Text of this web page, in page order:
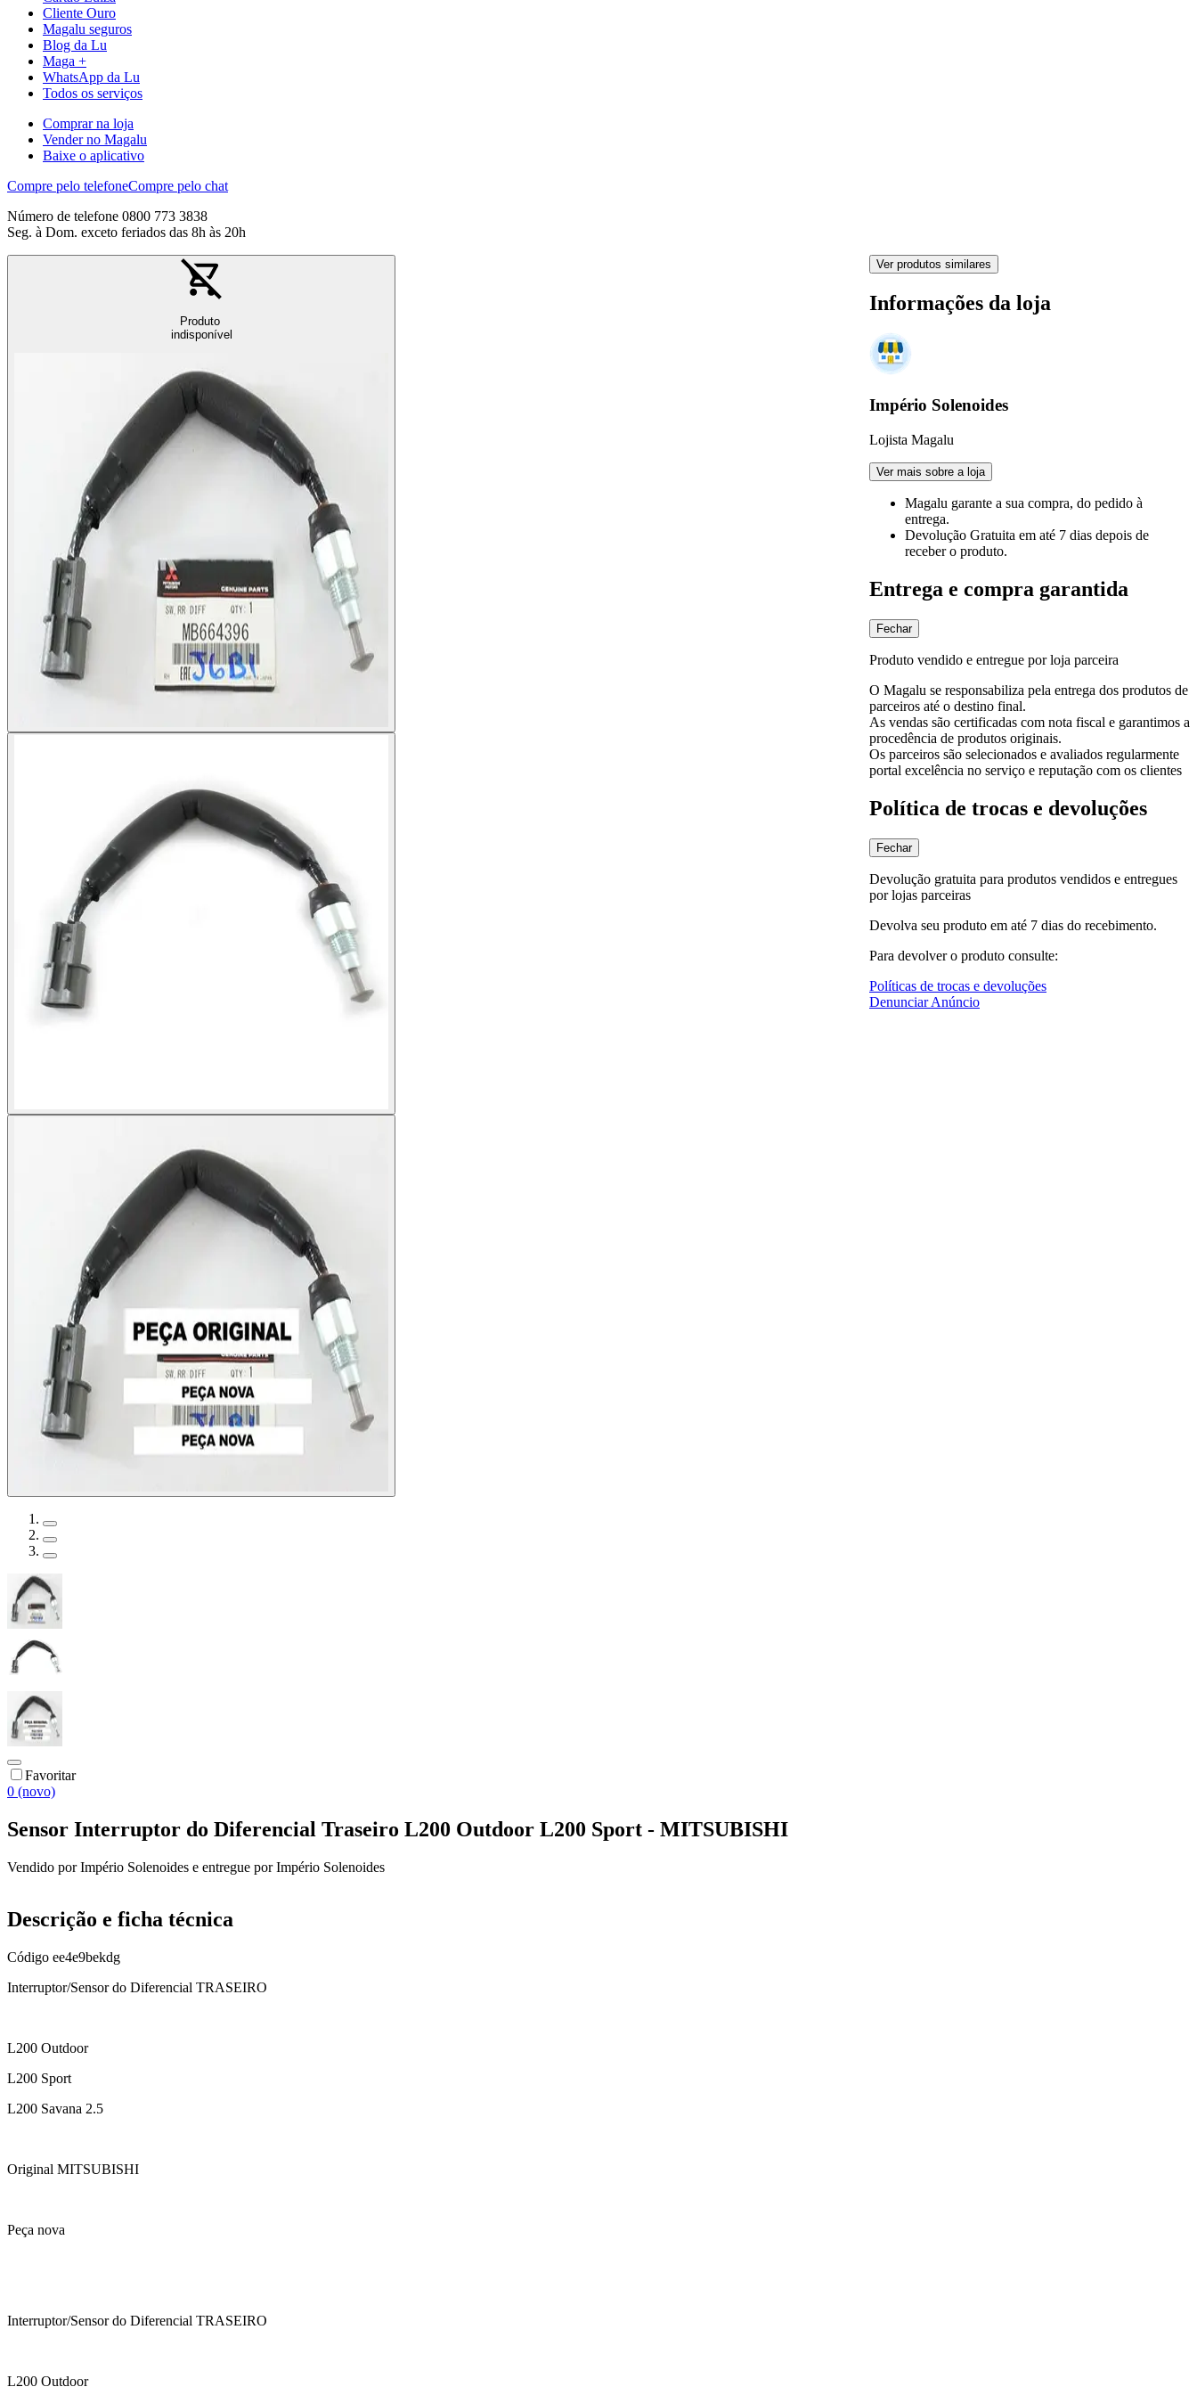
Cliente Ouro
Magalu seguros
Blog da Lu
Maga +
WhatsApp da Lu
Todos os serviços
Comprar na loja
Vender no Magalu
Baixe o aplicativo
Compre pelo telefoneCompre pelo chat
Número de telefone 0800 773 3838
Seg. à Dom. exceto feriados das 8h às 20h
Produto
indisponível
Favoritar
0 (novo)
Sensor Interruptor do Diferencial Traseiro L200 Outdoor L200 Sport - MITSUBISHI
Vendido porImpério Solenoides e entregue por Império Solenoides
Ver produtos similares
Informações da loja
Império Solenoides
Lojista Magalu
Ver mais sobre a loja
Magalu garante a sua compra, do pedido à
entrega.
Devolução Gratuita em até 7 dias depois de
receber o produto.
Entrega e compra garantida
Fechar
Produto vendido e entregue por loja parceira
O Magalu se responsabiliza pela entrega dos produtos de
parceiros até o destino final.
As vendas são certificadas com nota fiscal e garantimos a
procedência de produtos originais.
Os parceiros são selecionados e avaliados regularmente
portal excelência no serviço e reputação com os clientes
Política de trocas e devoluções
Fechar
Devolução gratuita para produtos vendidos e entregues
por lojas parceiras
Devolva seu produto em até 7 dias do recebimento.
Para devolver o produto consulte:
Políticas de trocas e devoluções
Denunciar Anúncio
Descrição e ficha técnica
Código ee4e9bekdg
Interruptor/Sensor do Diferencial TRASEIRO
L200 Outdoor
L200 Sport
L200 Savana 2.5
Original MITSUBISHI
Peça nova
Interruptor/Sensor do Diferencial TRASEIRO
L200 Outdoor